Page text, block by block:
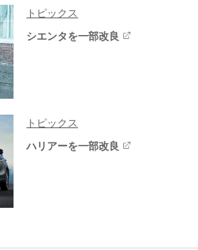
トピックス
シエンタを一部改良
トピックス
ハリアーを一部改良